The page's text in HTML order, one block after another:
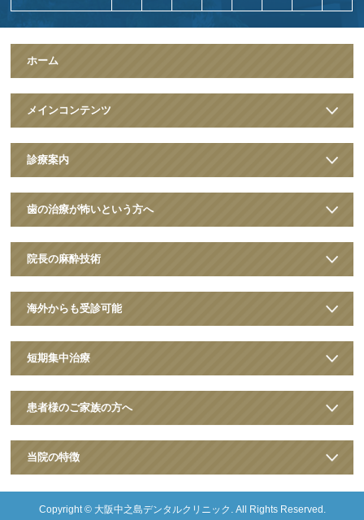
ホーム
メインコンテンツ
診療案内
歯の治療が怖いという方へ
院長の麻酔技術
海外からも受診可能
短期集中治療
患者様のご家族の方へ
当院の特徴
Copyright © 大阪中之島デンタルクリニック . All Rights Reserved.